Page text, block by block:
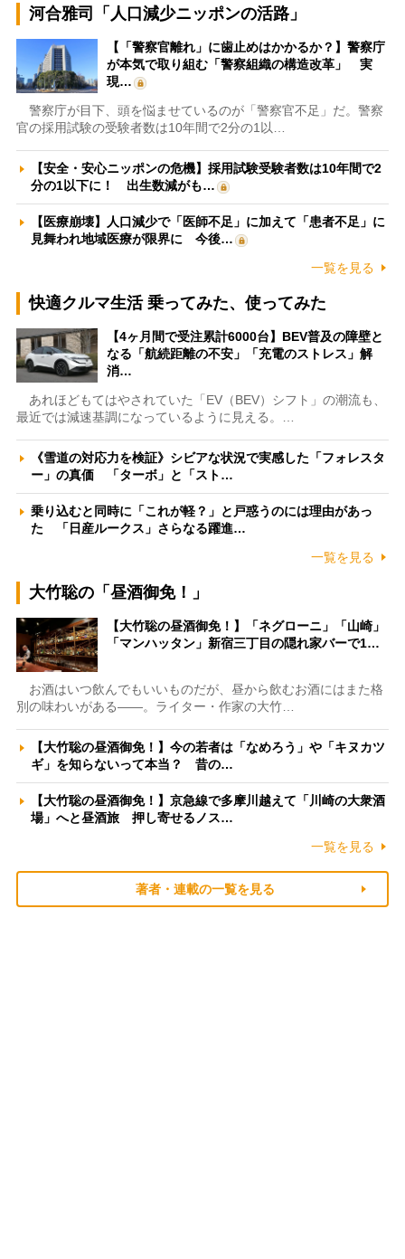
河合雅司「人口減少ニッポンの活路」
【「警察官離れ」に歯止めはかかるか？】警察庁
が本気で取り組む「警察組織の構造改革」 実
現…
警察庁が目下、頭を悩ませているのが「警察官不足」だ。警察
官の採用試験の受験者数は10年間で2分の1以…
【安全・安心ニッポンの危機】採用試験受験者数は10年間で2
分の1以下に！ 出生数減がも…
【医療崩壊】人口減少で「医師不足」に加えて「患者不足」に
見舞われ地域医療が限界に 今後…
一覧を見る
快適クルマ生活 乗ってみた、使ってみた
【4ヶ月間で受注累計6000台】BEV普及の障壁と
なる「航続距離の不安」「充電のストレス」解
消…
あれほどもてはやされていた「EV（BEV）シフト」の潮流も、
最近では減速基調になっているように見える。…
《雪道の対応力を検証》シビアな状況で実感した「フォレスタ
ー」の真価 「ターボ」と「スト…
乗り込むと同時に「これが軽？」と戸惑うのには理由があっ
た 「日産ルークス」さらなる躍進…
一覧を見る
大竹聡の「昼酒御免！」
【大竹聡の昼酒御免！】「ネグローニ」「山崎」
「マンハッタン」新宿三丁目の隠れ家バーで1…
お酒はいつ飲んでもいいものだが、昼から飲むお酒にはまた格
別の味わいがある――。ライター・作家の大竹…
【大竹聡の昼酒御免！】今の若者は「なめろう」や「キヌカツ
ギ」を知らないって本当？ 昔の…
【大竹聡の昼酒御免！】京急線で多摩川越えて「川崎の大衆酒
場」へと昼酒旅 押し寄せるノス…
一覧を見る
著者・連載の一覧を見る